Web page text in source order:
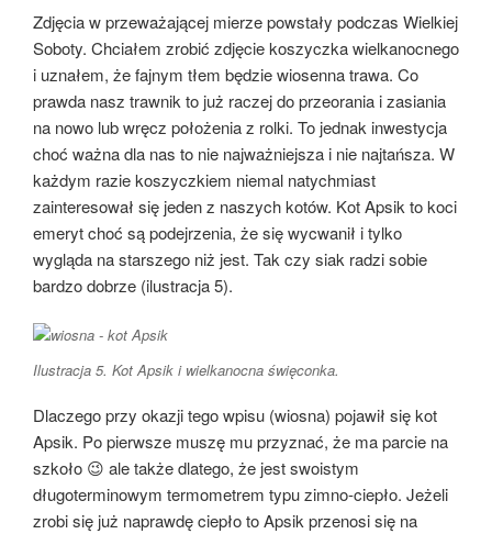
Zdjęcia w przeważającej mierze powstały podczas Wielkiej
Soboty. Chciałem zrobić zdjęcie koszyczka wielkanocnego
i uznałem, że fajnym tłem będzie wiosenna trawa. Co
prawda nasz trawnik to już raczej do przeorania i zasiania
na nowo lub wręcz położenia z rolki. To jednak inwestycja
choć ważna dla nas to nie najważniejsza i nie najtańsza. W
każdym razie koszyczkiem niemal natychmiast
zainteresował się jeden z naszych kotów. Kot Apsik to koci
emeryt choć są podejrzenia, że się wycwanił i tylko
wygląda na starszego niż jest. Tak czy siak radzi sobie
bardzo dobrze (ilustracja 5).
Ilustracja 5. Kot Apsik i wielkanocna święconka.
Dlaczego przy okazji tego wpisu (wiosna) pojawił się kot
Apsik. Po pierwsze muszę mu przyznać, że ma parcie na
szkoło 😉 ale także dlatego, że jest swoistym
długoterminowym termometrem typu zimno-ciepło. Jeżeli
zrobi się już naprawdę ciepło to Apsik przenosi się na